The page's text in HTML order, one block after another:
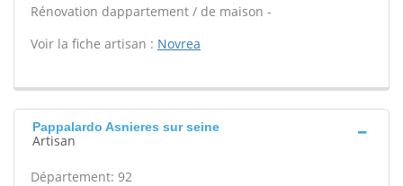
Rénovation dappartement / de maison -
Voir la fiche artisan : Novrea
Pappalardo Asnieres sur seine
Artisan
Département: 92